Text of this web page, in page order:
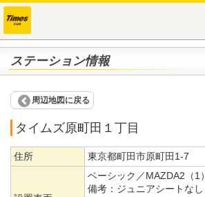
ステーション情報
周辺地図に戻る
タイムズ原町田１丁目
住所 東京都町田市原町田1-7
ベーシック／MAZDA2（1）
備考： ジュニアシートなし